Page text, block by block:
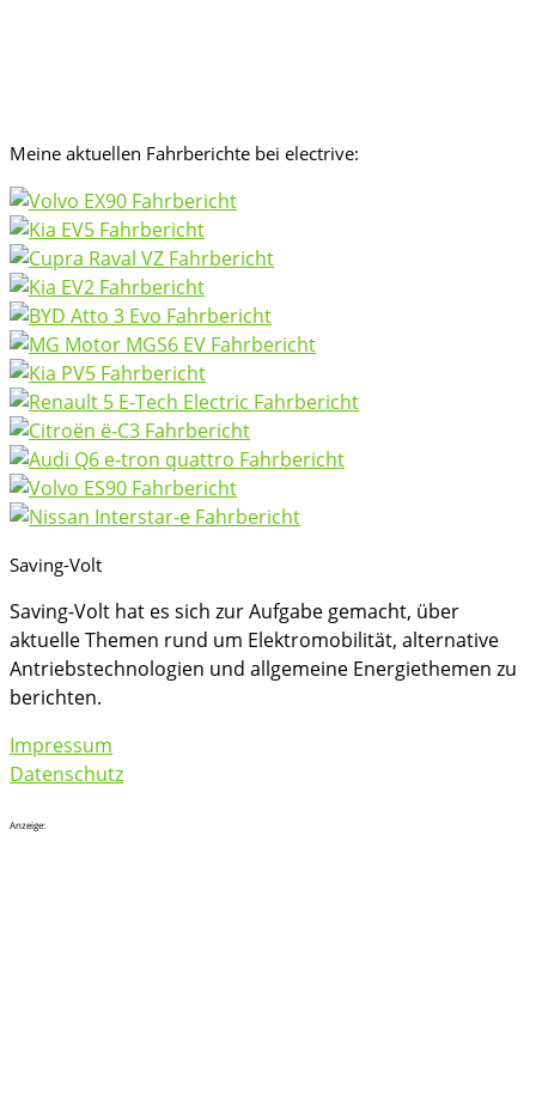
Meine aktuellen Fahrberichte bei electrive:
Saving-Volt
Saving-Volt hat es sich zur Aufgabe gemacht, über
aktuelle Themen rund um Elektromobilität, alternative
Antriebstechnologien und allgemeine Energiethemen zu
berichten.
Impressum
Datenschutz
Anzeige: